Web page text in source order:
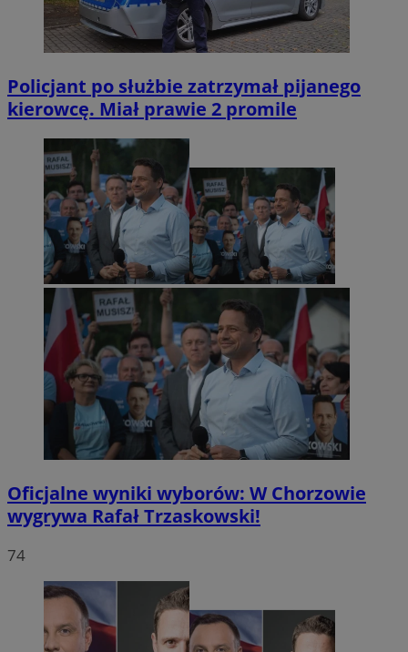
Policjant po służbie zatrzymał pijanego
kierowcę. Miał prawie 2 promile
Oficjalne wyniki wyborów: W Chorzowie
wygrywa Rafał Trzaskowski!
74